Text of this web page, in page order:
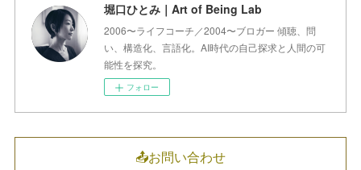
堀口ひとみ｜Art of Being Lab
2006〜ライフコーチ／2004〜ブロガー 傾聴、問
い、構造化、言語化。AI時代の自己探求と人間の可
能性を探究。
フォロー
📤お問い合わせ